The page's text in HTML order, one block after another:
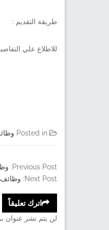
طريقة التقديم :
للاطلاع علي
Posted in
Previous Post:
Next Post:
وظائف
اترك تعليقاً
لن يتم نشر عنوان